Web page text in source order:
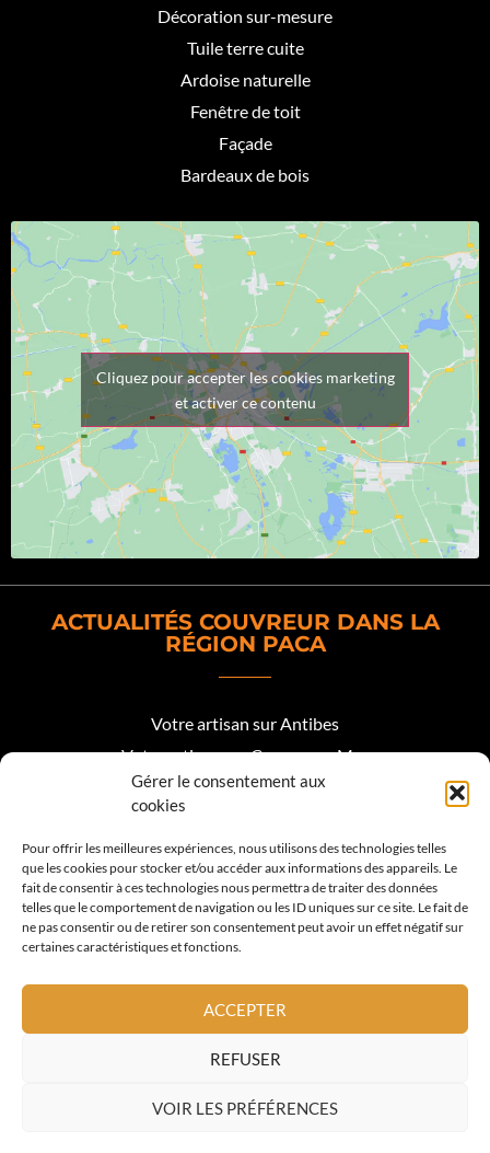
Gérer le consentement aux
cookies
Pour offrir les meilleures expériences, nous utilisons des technologies telles
que les cookies pour stocker et/ou accéder aux informations des appareils. Le
fait de consentir à ces technologies nous permettra de traiter des données
telles que le comportement de navigation ou les ID uniques sur ce site. Le fait de
ne pas consentir ou de retirer son consentement peut avoir un effet négatif sur
certaines caractéristiques et fonctions.
ACCEPTER
REFUSER
VOIR LES PRÉFÉRENCES
Décoration sur-mesure
Tuile terre cuite
Ardoise naturelle
Fenêtre de toit
Façade
Bardeaux de bois
Cliquez pour accepter les cookies marketing
et activer ce contenu
ACTUALITÉS COUVREUR DANS LA
RÉGION PACA
Votre artisan sur Antibes
Votre artisan sur Cagnes sur Mer
Votre artisan sur Biot
Votre artisan Roquefort les Pins
Votre artisan sur Valbonne